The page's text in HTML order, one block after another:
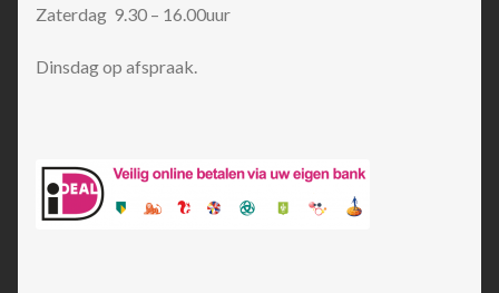
Zaterdag 9.30 – 16.00uur
Dinsdag op afspraak.